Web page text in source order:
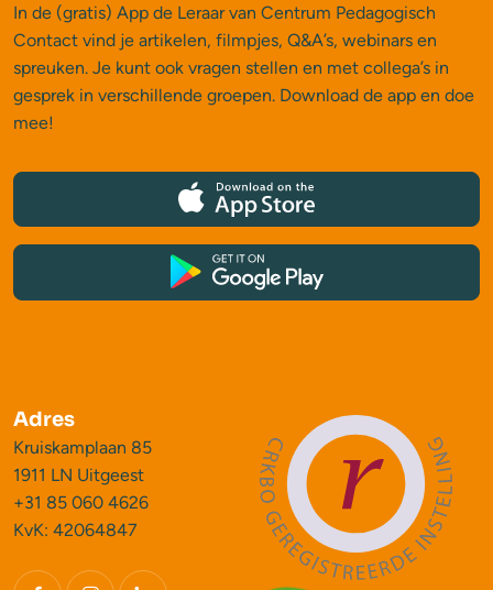
In de (gratis) App de Leraar van Centrum Pedagogisch
Contact vind je artikelen, filmpjes, Q&A’s, webinars en
spreuken. Je kunt ook vragen stellen en met collega’s in
gesprek in verschillende groepen. Download de app en doe
mee!
Adres
Kruiskamplaan 85
1911 LN Uitgeest
+31 85 060 4626
KvK: 42064847